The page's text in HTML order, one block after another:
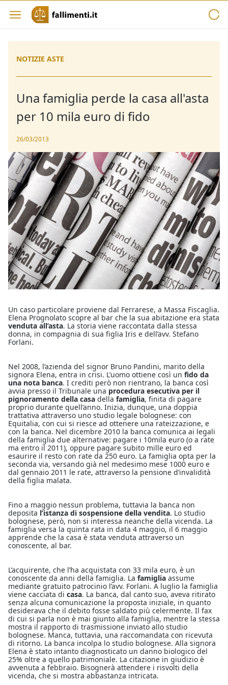
NOTIZIE ASTE
Una famiglia perde la casa all'asta
per 10 mila euro di fido
26/03/2013
Un caso particolare proviene dal Ferrarese, a Massa Fiscaglia.
Elena Prognolato scopre al bar che la sua abitazione era stata
venduta all’asta. La storia viene raccontata dalla stessa
donna, in compagnia di sua figlia Iris e dell’avv. Stefano
Forlani.
Nel 2008, l’azienda del signor Bruno Pandini, marito della
signora Elena, entra in crisi. L’uomo ottiene così un fido da
una nota banca. I crediti però non rientrano, la banca così
avvia presso il Tribunale una procedura esecutiva per il
pignoramento della casa della famiglia, finita di pagare
proprio durante quell’anno. Inizia, dunque, una doppia
trattativa attraverso uno studio legale bolognese: con
Equitalia, con cui si riesce ad ottenere una rateizzazione, e
con la banca. Nel dicembre 2010 la banca comunica ai legali
della famiglia due alternative: pagare i 10mila euro (o a rate
ma entro il 2011), oppure pagare subito mille euro ed
esaurire il resto con rate da 250 euro. La famiglia opta per la
seconda via, versando già nel medesimo mese 1000 euro e
dal gennaio 2011 le rate, attraverso la pensione d’invalidità
della figlia malata.
Fino a maggio nessun problema, tuttavia la banca non
deposita l’istanza di sospensione della vendita. Lo studio
bolognese, però, non si interessa neanche della vicenda. La
famiglia versa la quinta rata in data 4 maggio, il 6 maggio
apprende che la casa è stata venduta attraverso un
conoscente, al bar.
L’acquirente, che l’ha acquistata con 33 mila euro, è un
conoscente da anni della famiglia. La famiglia assume
mediante gratuito patrocinio l’avv. Forlani. A luglio la famiglia
viene cacciata di casa. La banca, dal canto suo, aveva ritirato
senza alcuna comunicazione la proposta iniziale, in quanto
desiderava che il debito fosse saldato più celermente. Il fax
di cui si parla non è mai giunto alla famiglia, mentre la stessa
mostra il rapporto di trasmissione inviato allo studio
bolognese. Manca, tuttavia, una raccomandata con ricevuta
di ritorno. La banca incolpa lo studio bolognese. Alla signora
Elena è stato intanto diagnosticato un danno biologico del
25% oltre a quello patrimoniale. La citazione in giudizio è
avvenuta a febbraio. Bisognerà attendere i risvolti della
vicenda, che si mostra abbastanza intricata.